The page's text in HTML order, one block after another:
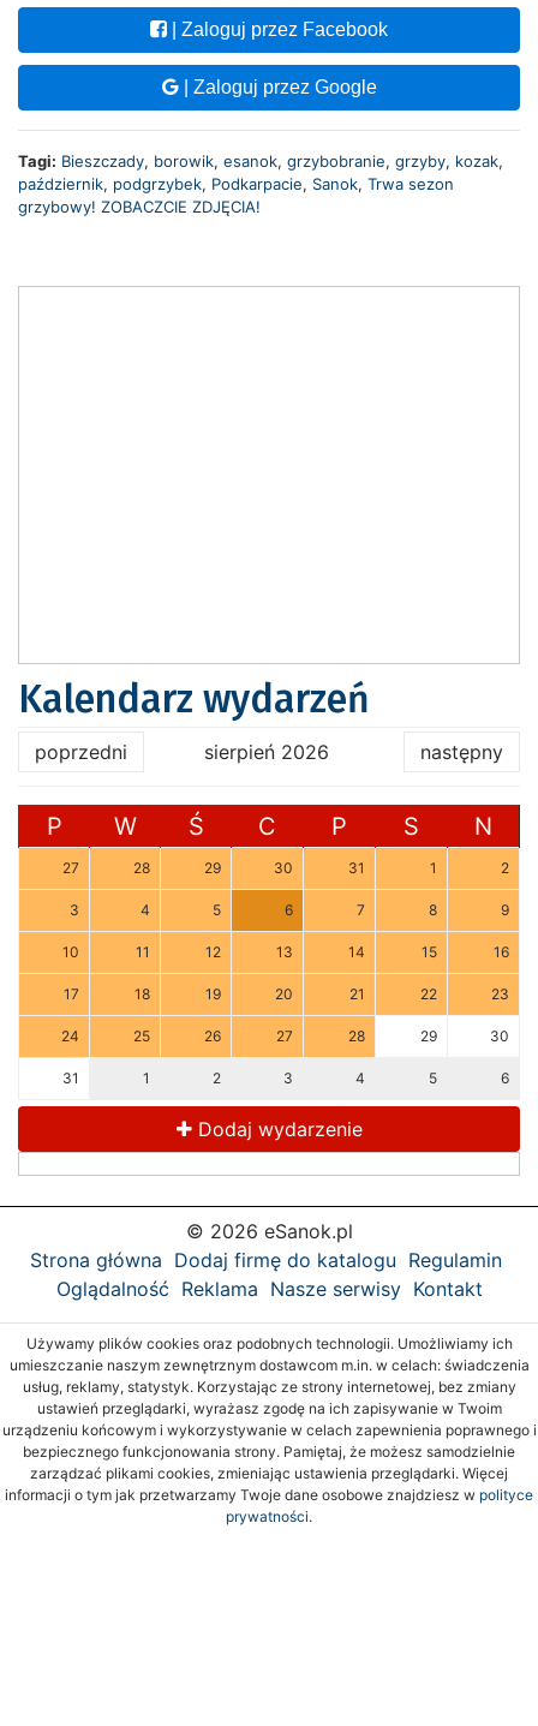
| Zaloguj przez Facebook
| Zaloguj przez Google
Tagi: Bieszczady, borowik, esanok, grzybobranie, grzyby, kozak,
październik, podgrzybek, Podkarpacie, Sanok, Trwa sezon
grzybowy! ZOBACZCIE ZDJĘCIA!
Kalendarz wydarzeń
poprzedni sierpień 2026 następny
P W Ś C P S N
27 28 29 30 31 1 2
3 4 5 6 7 8 9
10 11 12 13 14 15 16
17 18 19 20 21 22 23
24 25 26 27 28 29 30
31 1 2 3 4 5 6
Dodaj wydarzenie
© 2026 eSanok.pl
Strona główna Dodaj firmę do katalogu Regulamin
Oglądalność Reklama Nasze serwisy Kontakt
Używamy plików cookies oraz podobnych technologii. Umożliwiamy ich
umieszczanie naszym zewnętrznym dostawcom m.in. w celach: świadczenia
usług, reklamy, statystyk. Korzystając ze strony internetowej, bez zmiany
ustawień przeglądarki, wyrażasz zgodę na ich zapisywanie w Twoim
urządzeniu końcowym i wykorzystywanie w celach zapewnienia poprawnego i
bezpiecznego funkcjonowania strony. Pamiętaj, że możesz samodzielnie
zarządzać plikami cookies, zmieniając ustawienia przeglądarki. Więcej
informacji o tym jak przetwarzamy Twoje dane osobowe znajdziesz w polityce
prywatności.